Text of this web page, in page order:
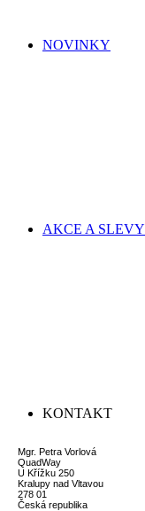
NOVINKY
AKCE A SLEVY
KONTAKT
Mgr. Petra Vorlová
QuadWay
U Křížku 250
Kralupy nad Vltavou
278 01
Česká republika